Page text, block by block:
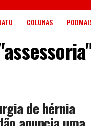
COLUNAS
de hérnia